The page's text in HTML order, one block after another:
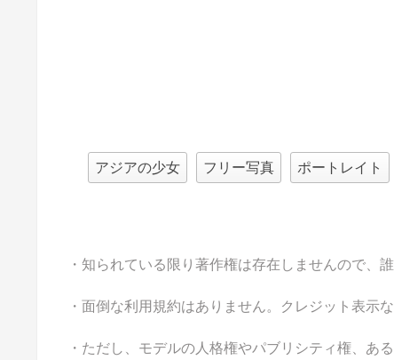
アジアの少女 フリー写真 ポートレイト
・知られている限り著作権は存在しませんので、
・面倒な利用規約はありません。クレジット表示
・ただし、モデルの人格権やパブリシティ権、あ